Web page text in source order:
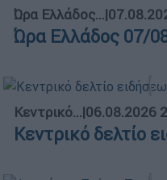
Ώρα Ελλάδος...|
Ώρα Ελλάδος 07/
Κεντρικό...|06.08.2026
Κεντρικό δελτίο